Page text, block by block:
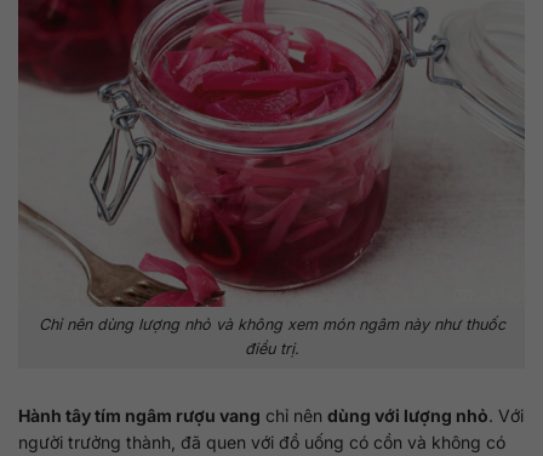
Chỉ nên dùng lượng nhỏ và không xem món ngâm này như thuốc
điều trị.
Hành tây tím ngâm rượu vang chỉ nên dùng với lượng nhỏ. Với
người trưởng thành, đã quen với đồ uống có cồn và không có